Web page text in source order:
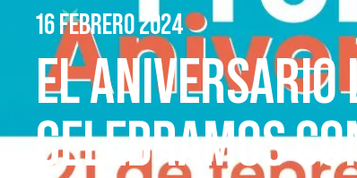
16 FEBRERO 2024
EL
CELEBRAMOS